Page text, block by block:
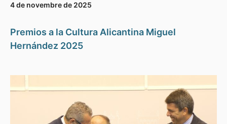
4 de novembre de 2025
Premios a la Cultura Alicantina Miguel
Hernández 2025